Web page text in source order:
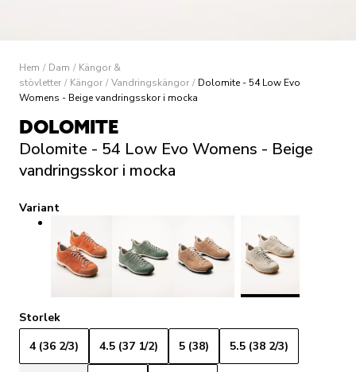
Hem / Dam / Kängor &
stövletter / Kängor / Vandringskängor / Dolomite - 54 Low Evo
Womens - Beige vandringsskor i mocka
DOLOMITE
Dolomite - 54 Low Evo Womens - Beige
vandringsskor i mocka
Variant
Storlek
4 (36 2/3)
4.5 (37 1/2) 5 (38) 5.5 (38 2/3)